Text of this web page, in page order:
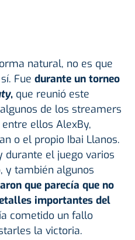
natural, no es que
Fue durante un torneo
, que reunió este
de los streamers
ellos AlexBy,
o el propio Ibai Llanos.
durante el juego varios
y también algunos
que parecía que no
importantes del
cometido un fallo
la victoria.